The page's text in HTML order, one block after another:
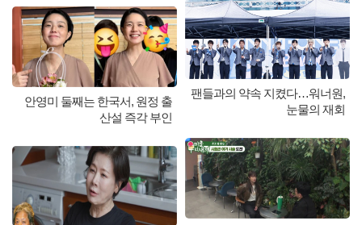
안영미 둘째는 한국서, 원정 출
산설 즉각 부인
팬들과의 약속 지켰다…워너원,
눈물의 재회